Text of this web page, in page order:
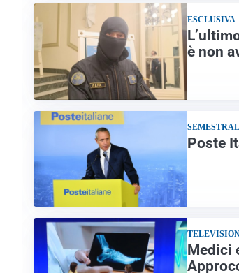
ESCLUSIVA
è non
Poste
Medici